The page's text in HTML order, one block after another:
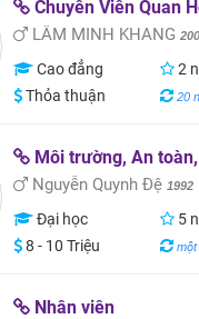
Chuyên Viên Quan Hệ
LÂM MINH KHANG
Cao đẳng
2
Thỏa thuận
20
Môi trường, An toàn,
Nguyễn Quynh Đệ 1992
Đại học
5
8 - 10 Triệu
Nhân viên